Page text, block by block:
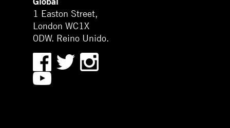
1 Easton Street,
London WC1X
0DW. Reino Unido.